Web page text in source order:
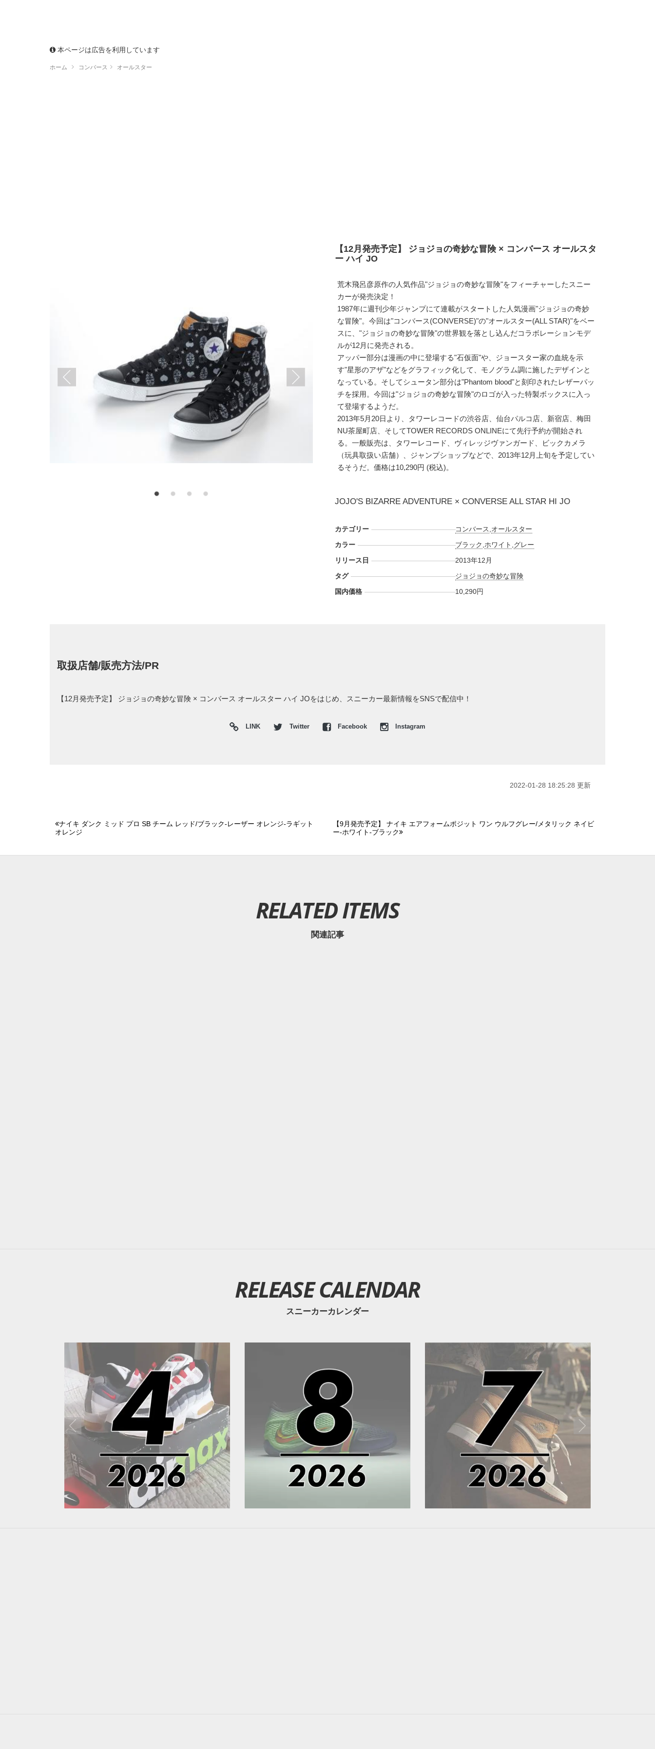
本ページは広告を利用しています
ホーム コンバース オールスター
【12月発売予定】 ジョジョの奇妙な冒険 × コンバース オールスタ
ー ハイ JO
荒木飛呂彦原作の人気作品"ジョジョの奇妙な冒険"をフィーチャーしたスニー
カーが発売決定！
1987年に週刊少年ジャンプにて連載がスタートした人気漫画"ジョジョの奇妙
な冒険"。今回は"コンバース(CONVERSE)"の"オールスター(ALL STAR)"をベー
スに、"ジョジョの奇妙な冒険"の世界観を落とし込んだコラボレーションモデ
ルが12月に発売される。
アッパー部分は漫画の中に登場する"石仮面"や、ジョースター家の血統を示
す"星形のアザ"などをグラフィック化して、モノグラム調に施したデザインと
なっている。そしてシュータン部分は"Phantom blood"と刻印されたレザーパッ
チを採用。今回は"ジョジョの奇妙な冒険"のロゴが入った特製ボックスに入っ
て登場するようだ。
2013年5月20日より、タワーレコードの渋谷店、仙台パルコ店、新宿店、梅田
NU茶屋町店、そしてTOWER RECORDS ONLINEにて先行予約が開始され
る。一般販売は、タワーレコード、ヴィレッジヴァンガード、ビックカメラ
（玩具取扱い店舗）、ジャンプショップなどで、2013年12月上旬を予定してい
るそうだ。価格は10,290円 (税込)。
JOJO'S BIZARRE ADVENTURE × CONVERSE ALL STAR HI JO
カテゴリー コンバース オールスター
カラー
ブラック ホワイト グレー
リリース日
2013年12月
タグ
ジョジョの奇妙な冒険
国内価格
10,290円
取扱店舗/販売方法/PR
【12月発売予定】 ジョジョの奇妙な冒険 × コンバース オールスター ハイ JOをはじめ、スニーカー最新情報をSNSで配信中！
LINK Twitter Facebook Instagram
2022-01-28 18:25:28 更新
ナイキ ダンク ミッド プロ SB チーム レッド/ブラック-レーザー オレンジ-ラギット
オレンジ
【9月発売予定】 ナイキ エアフォームポジット ワン ウルフグレー/メタリック ネイビ
ー-ホワイト-ブラック
RELATED ITEMS
関連記事
RELEASE CALENDAR
スニーカーカレンダー